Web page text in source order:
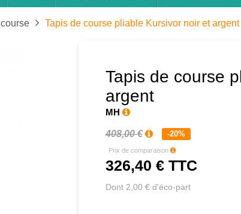
Tapis de course pliable Kursivor noir et argent
Tapis de course
argent
MH
408,00 € -20%
Prix de comparaison
326,40 € TTC
Dont 2,00 € d'éco-part